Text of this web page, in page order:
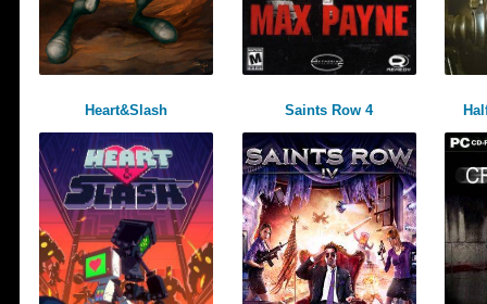
Heart&Slash Saints Row 4